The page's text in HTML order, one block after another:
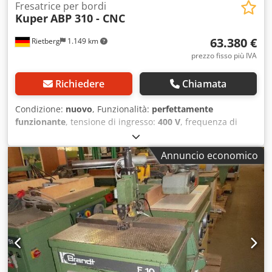
Rietberg 1.149 km
Fresatrice per bordi
KuperABP 310 - CNC
63.380 €
prezzo fisso più IVA
Richiedere Chiamata
Condizione: nuovo, Funzionalità: perfettamente
funzionante, tensione di ingresso: 400 V, frequenza di
, lunghezza totale:
totale:1.220 mm, altezza totale:1.610 mm, peso
complessivo:1.900 kg, Macchina automatica per la
lucidatura dei bordi di grande formato, completamente
automatica, con controllo CNC e unità di
fresatura/lucidatura inclinabile per la finitura di superfici
segate o pre-fresate. La macchina è adatta alla lavorazione
di materie plastiche trasparenti, tecniche o decorative
(PMMA, PC, PETG o simili), nonché per la lavorazione di
materiali compositi (PMMA con carta o alluminio). I
parametri di processo necessari possono essere
Annuncio economico